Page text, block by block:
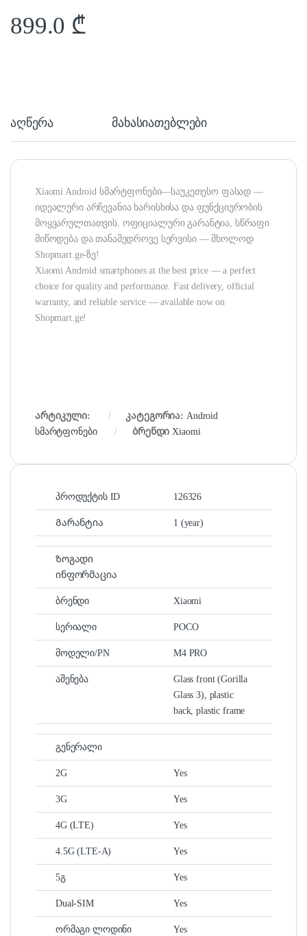
899.0 ₾
აღწერა მახასიათებლები
Xiaomi Android სმარტფონები—საუკეთესო ფასად —
იდეალური არჩევანია ხარისხისა და ფუნქციურობის
მოყვარულთათვის. ოფიციალური გარანტია, სწრაფი
მიწოდება და თანამედროვე სერვისი — მხოლოდ
Shopmart.ge-ზე!
Xiaomi Android smartphones at the best price — a perfect
choice for quality and performance. Fast delivery, official
warranty, and reliable service — available now on
Shopmart.ge!
არტიკული: კატეგორია: Android
სმარტფონები
ბრენდიXiaomi
პროდუქტის ID 126326
Გარანტია 1 (year)
Ზოგადი
ინფორმაცია
ბრენდი Xiaomi
სერიალი POCO
მოდელი/PN M4 PRO
აშენება
Glass front (Gorilla
Glass 3), plastic
back, plastic frame
გენერალი
2G Yes
3G Yes
4G (LTE) Yes
4.5G (LTE-A) Yes
5გ Yes
Dual-SIM Yes
ორმაგი ლოდინი Yes